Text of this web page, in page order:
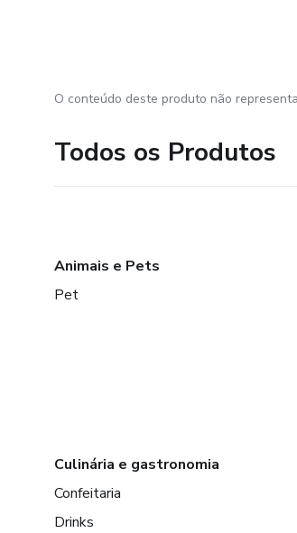
O conteúdo deste produto não
Todos os Produtos
Animais e Pets
Pet
Culinária e gastronomia
Confeitaria
Drinks